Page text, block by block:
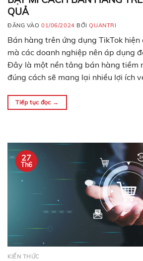
QUẢ
ĐĂNG VÀO01/06/2024 BỞIQUANTRI
Bán hàng trên ứng dụng TikTok
mà các doanh nghiệp nên áp dụng
Đây là một nền tảng bán hàng tiềm
đúng cách sẽ mang lại nhiều lợi ích
Tiếp tục đọc →
27
Th6
KIẾN THỨC